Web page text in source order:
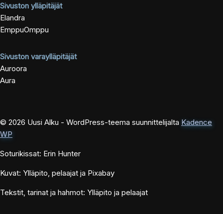
Sivuston ylläpitäjät
Elandra
EmppuOmppu
Sivuston varaylläpitäjät
Auroora
Aura
© 2026 Uusi Alku - WordPress-teema suunnittelijalta Kadence
WP
Soturikissat: Erin Hunter
Kuvat: Ylläpito, pelaajat ja Pixabay
Tekstit, tarinat ja hahmot: Ylläpito ja pelaajat